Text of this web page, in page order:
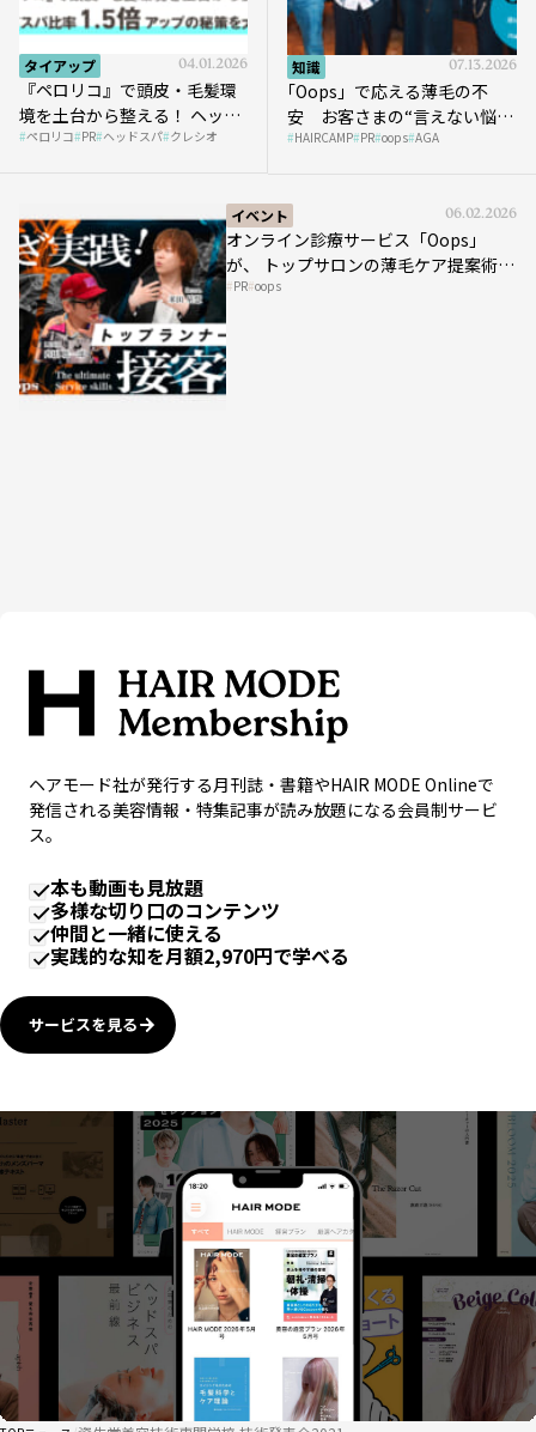
タイアップ 04.01.2026
『ペロリコ』で頭皮・毛髪環
境を土台から整える！ ヘッド
スパ比率1.5倍アップの秘策を
ペロリコ PR ヘッドスパ クレシオ
知識 07.13.2026
｢Oops」で応える薄毛の不
安 お客さまの“言えない悩
み”にどう向き合う？ ＃01
HAIRCAMP PR oops AGA
イベント 06.02.2026
オンライン診療サービス「Oops」
が、 トップサロンの薄毛ケア提案術を
HAIRCAMPで公開！
PR oops
ヘアモード社が発行する月刊誌・書籍やHAIR MODE Onlineで
発信される美容情報・特集記事が読み放題になる会員制サービ
ス。
本も動画も見放題
多様な切り口のコンテンツ
仲間と一緒に使える
実践的な知を月額2,970円で学べる
サービスを見る